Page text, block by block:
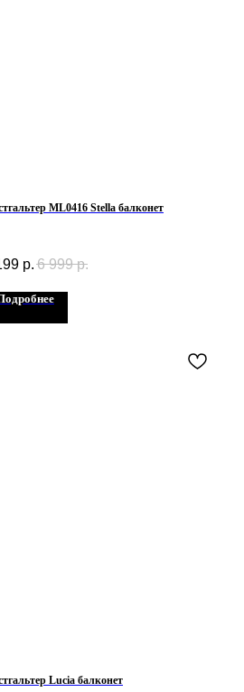
ML0416 Stella балконет
р. 6 999 р.
Lucia балконет